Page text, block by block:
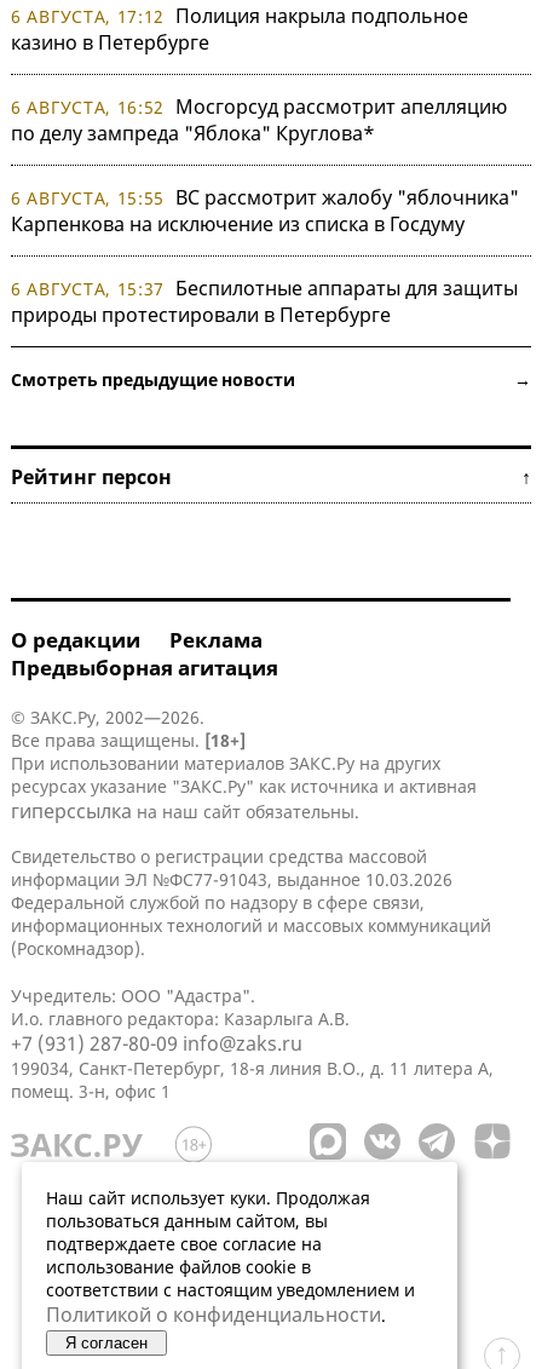
6 АВГУСТА, 17:12
Полиция накрыла подпольное
казино в Петербурге
6 АВГУСТА, 16:52
Мосгорсуд рассмотрит апелляцию
по делу зампреда "Яблока" Круглова*
6 АВГУСТА, 15:55
ВС рассмотрит жалобу "яблочника"
Карпенкова на исключение из списка в Госдуму
6 АВГУСТА, 15:37
Беспилотные аппараты для защиты
природы протестировали в Петербурге
Смотреть предыдущие новости →
Рейтинг персон ↑
О редакции
Реклама
Предвыборная агитация
© ЗАКС.Ру, 2002—2026.
Все права защищены. [18+]
При использовании материалов ЗАКС.Ру на других
ресурсах указание "ЗАКС.Ру" как источника и активная
гиперссылка на наш сайт обязательны.
Свидетельство о регистрации средства массовой
информации ЭЛ №ФС77-91043, выданное 10.03.2026
Федеральной службой по надзору в сфере связи,
информационных технологий и массовых коммуникаций
(Роскомнадзор).
Учредитель: ООО "Адастра".
И.о. главного редактора: Казарлыга А.В.
+7 (931) 287-80-09 info@zaks.ru
199034, Санкт-Петербург, 18-я линия В.О., д. 11 литера А,
помещ. 3-н, офис 1
Наш сайт использует куки. Продолжая
пользоваться данным сайтом, вы
подтверждаете свое согласие на
использование файлов cookie в
соответствии с настоящим уведомлением и
Политикой о конфиденциальности.
Я согласен